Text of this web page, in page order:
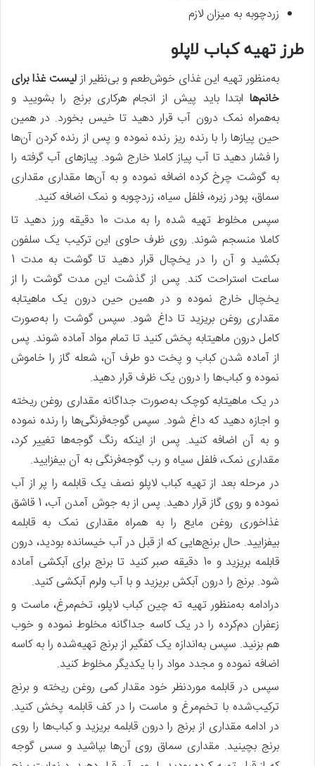
زردچوبه به میزان لازم
طرز تهیه کباب لاپلو
به‌منظور تهیه این غذای خوش‌طعم و بی‌نظیر ازلیست غذا برای
خانم‌ها ابتدا باید پیش‌ از انجام هرکاری برنج را بشویید و
به‌همراه نمک درون آب قرار دهید تا خیس بخورد. در همین
حین پیازها را با رنده ریز رنده نموده و پس‌ از رنده کردن آن‌ها
را فشار دهید تا آب پیاز کاملا خارج شود. پیازهای آب گرفته را
به گوشت چرخ کرده اضافه نموده و به آن‌ها مقداری مقداری
سماق، پودر زیره، فلفل سیاه، زردچوبه و نمک اضافه کنید.
سپس مخلوط تهیه شده را به مدت 10 دقیقه ورز دهید تا
کاملا منسجم شوند. روی ظرف حاوی این ترکیب یک سلفون
بکشید و آن را در یخچال قرار دهید تا گوشت به مدت 1
ساعت استراحت کند. پس‌ از گذشت این مدت گوشت را از
یخچال خارج نموده و در همین حین درون یک ماهیتابه
مقداری روغن بریزید تا داغ شود. سپس گوشت را به‌صورت
کامل درون ماهیتابه پخش کنید تا تمام مواد آماده شوند. پس‌
از آماده شدن کباب و پخت دو طرف آن، شعله گاز را خاموش
نموده و کباب‌ها را درون یک ظرف قرار دهید.
در یک ماهیتابه کوچک به‌صورت جداگانه مقداری روغن ریخته
و اجازه دهید که داغ شود. سپس گوجه‌فرنگی‌ها را رنده نموده
و به آن اضافه کنید. پس‌ از اینکه رنگ گوجه‌ها تغییر کرد،
مقداری نمک، فلفل سیاه و رب گوجه‌فرنگی به آن بیفزایید.
در مرحله بعد از تهیه کباب لاپلو نصف یک قابلمه را پر از آب
نموده و روی گاز قرار دهید. پس‌ از به جوش آمدن آب، 1 قاشق
غذاخوری روغن مایع را به همراه مقداری نمک به قابلمه
بیفزایید. حال برنج‌هایی که از قبل در آب خیسانده بودید، درون
قابلمه بریزید و 10 دقیقه صبر کنید تا برنج برای آبکشی آماده
شود. برنج را درون آبکش بریزید و با آب ولرم آبکشی کنید.
درادامه به‌منظور تهیه ته چین کباب لاپلو، تخم‌مرغ، ماست و
زعفران دم‌کرده را در یک کاسه جداگانه مخلوط نموده و خوب
هم بزنید. سپس به‌اندازه یک کفگیر از برنج تهیه‌شده را به کاسه
اضافه نموده و مجدد مواد را با یکدیگر مخلوط کنید.
سپس در قابلمه موردنظر خود مقدار کمی روغن ریخته و برنج
ترکیب‌شده با تخم‌مرغ و ماست را در کف قابلمه پخش کنید.
در ادامه مقداری از برنج را درون قابلمه بریزید و کباب‌ها را روی
برنج بچینید. مقداری سماق روی آن‌ها بپاشید و سس گوجه